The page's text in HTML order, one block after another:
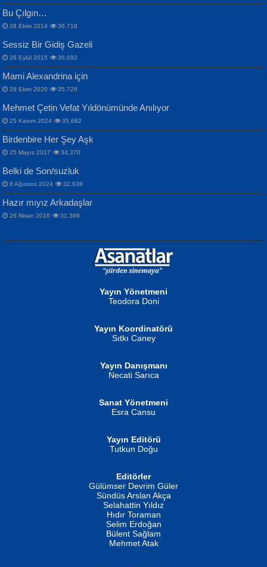
İPEK ACAR SERT
Gazze’nin Şecaati, Ümmetin İmtihanı...
MAHMUT GÜRBÜZ
İbrahim Olmak ve Bitirebilmek...
NURAN KÖSE BAYDAR
İSMAİL OKUTAN
Erkeklerin Kahrolması Ne Demektir
Selahattin Yıldız
İdrakimle Üşürken...
Songül Özel
Mahzen...
Ben Deniz Değilim ki...
Evvel Zaman Tanrıçası...
ERDEM BAYAZIT
Sana, Bana, Vatanıma, Ülkemin
İnsanlarına Dair...
NAZIM HİKMET RAN
Bir Cezaevinde, Tecritteki Adamın
Mektupları...
Bu Çılgın…
28 Ekim 2014 36,718
Sessiz Bir Gidiş Gazeli
28 Eylül 2015 36,092
Mami Alexandrina için
28 Ekim 2020 35,726
Mehmet Çetin Vefat Yıldönümünde Anılıyor
25 Kasım 2024 35,682
Birdenbire Her Şey Aşk
25 Mayıs 2017 34,370
Belki de Son/suzluk
8 Ağustos 2024 32,638
Hazır mıyız Arkadaşlar
26 Nisan 2016 31,369
Yayın Yönetmeni
Teodora Doni
Yayın Koordinatörü
Sıtkı Caney
Yayın Danışmanı
Necati Sarıca
Sanat Yönetmeni
Esra Cansu
Yayın Editörü
Tutkun Doğu
Editörler
Gülümser Devrim Güler
Sündüs Arslan Akça
Selahattin Yıldız
Hıdır Toraman
Selim Erdoğan
Bülent Sağlam
Mehmet Atak